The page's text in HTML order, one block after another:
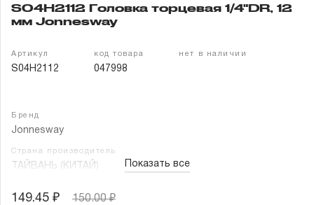
S04H2112 Головка торцевая 1/4"DR, 12
мм Jonnesway
Артикул
S04H2112
код товара
047998
нет в наличии
Бренд
Jonnesway
Страна производитель
ТАЙВАНЬ (КИТАЙ) Показать все
149.45 ₽ 150.00 ₽